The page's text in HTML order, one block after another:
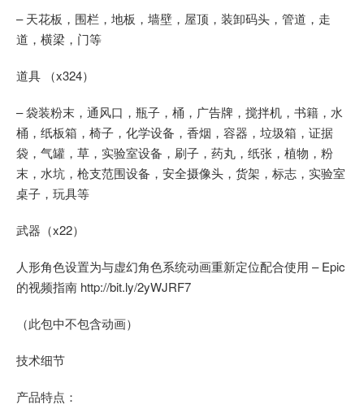
– 天花板，围栏，地板，墙壁，屋顶，装卸码头，管道，走
道，横梁，门等
道具 （x324）
– 袋装粉末，通风口，瓶子，桶，广告牌，搅拌机，书籍，水
桶，纸板箱，椅子，化学设备，香烟，容器，垃圾箱，证据
袋，气罐，草，实验室设备，刷子，药丸，纸张，植物，粉
末，水坑，枪支范围设备，安全摄像头，货架，标志，实验室
桌子，玩具等
武器（x22）
人形角色设置为与虚幻角色系统动画重新定位配合使用 – Epic
的视频指南 http://bit.ly/2yWJRF7
（此包中不包含动画）
技术细节
产品特点：